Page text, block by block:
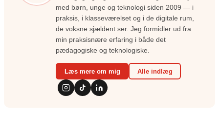
med børn, unge og teknologi siden 2009 — i
praksis, i klasseværelset og i de digitale rum,
de voksne sjældent ser. Jeg formidler ud fra
min praksisnære erfaring i både det
pædagogiske og teknologiske.
Læs mere om mig Alle indlæg